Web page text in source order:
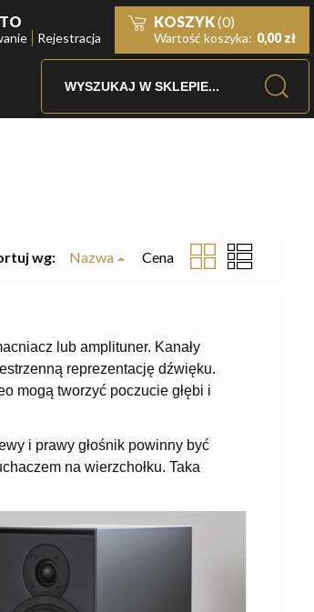
Rejestracja
KOSZYK(0)
Wartość koszyka: 0,00 zł
wg: Nazwa Cena
lub amplituner. Kanały
reprezentację dźwięku.
mogą tworzyć poczucie głębi i
i prawy głośnik powinny być
na wierzchołku. Taka